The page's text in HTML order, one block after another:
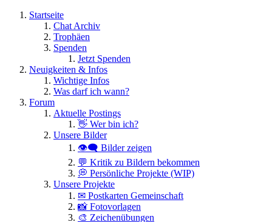
Startseite
Chat Archiv
Trophäen
Spenden
Jetzt Spenden
Neuigkeiten & Infos
Wichtige Infos
Was darf ich wann?
Forum
Aktuelle Postings
👋 Wer bin ich?
Unsere Bilder
👁️‍🗨️ Bilder zeigen
💬 Kritik zu Bildern bekommen
💭 Persönliche Projekte (WIP)
Unsere Projekte
✉ Postkarten Gemeinschaft
📸 Fotovorlagen
🎨 Zeichenübungen